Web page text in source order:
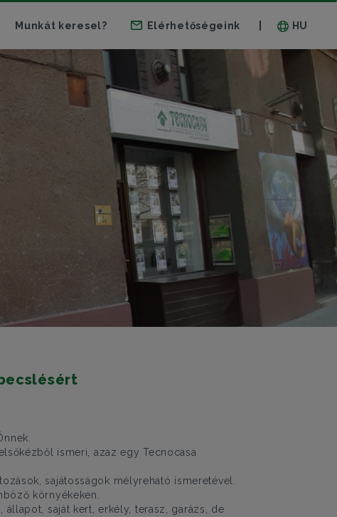
HU
Munkát keresel? Elérhetőségeink
ismeri, azaz egy Tecnocasa
sajátosságok mélyreható ismeretével.
környékeken.
saját kert, erkély, terasz, garázs, de